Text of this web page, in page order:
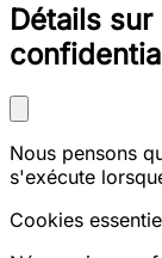
Détails
Nous pensons
s'exécute
Cookies